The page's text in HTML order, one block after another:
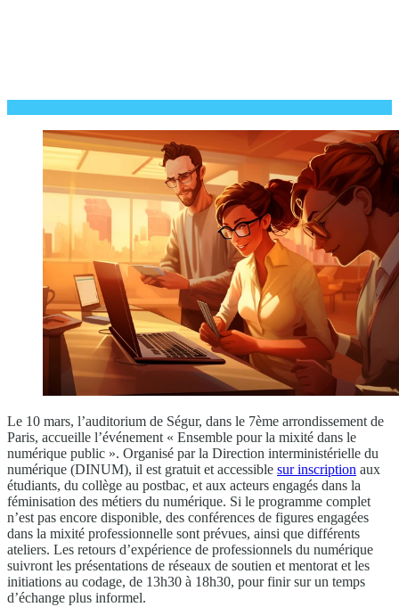
Le 10 mars, l’auditorium de Ségur, dans le 7ème arrondissement de
Paris, accueille l’événement « Ensemble pour la mixité dans le
numérique public ». Organisé par la Direction interministérielle du
numérique (DINUM), il est gratuit et accessible sur inscription aux
étudiants, du collège au postbac, et aux acteurs engagés dans la
féminisation des métiers du numérique. Si le programme complet
n’est pas encore disponible, des conférences de figures engagées
dans la mixité professionnelle sont prévues, ainsi que différents
ateliers. Les retours d’expérience de professionnels du numérique
suivront les présentations de réseaux de soutien et mentorat et les
initiations au codage, de 13h30 à 18h30, pour finir sur un temps
d’échange plus informel.